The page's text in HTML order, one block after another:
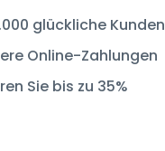
glückliche Kunden
Online-Zahlungen
Sie bis zu 35%